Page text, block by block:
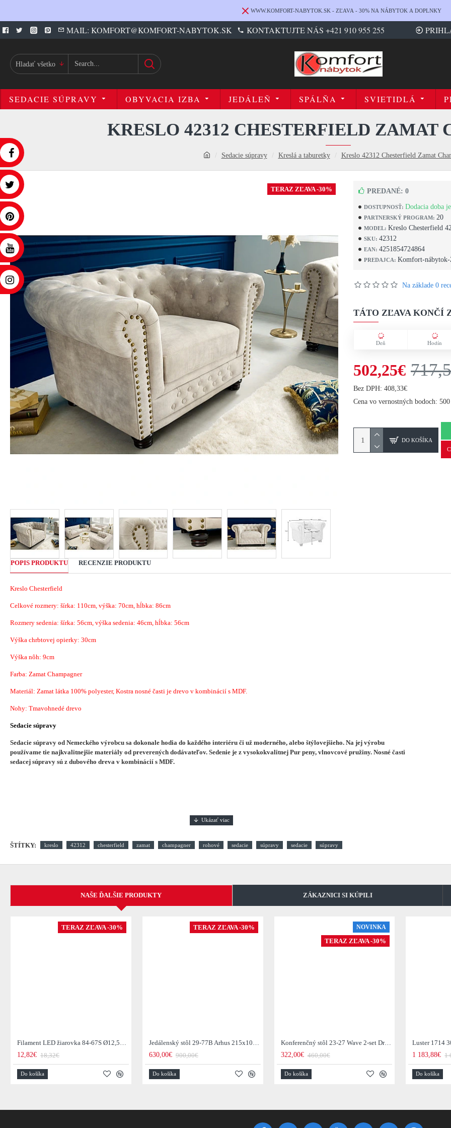
WWW.KOMFORT-NABYTOK.SK - ZĽAVA - 30% NA NÁBYTOK A DOPLNKY
MAIL: KOMFORT@KOMFORT-NABYTOK.SK KONTAKTUJTE NÁS +421 910 955 255
Hladať všetko
SEDACIE SÚPRAVY OBYVACIA IZBA JEDÁLEŇ SPÁLŇA SVIETIDLÁ
Sedacie súpravy Kreslá a taburetky Kreslo 42312 Chesterfield Zamat
KRESLO 42312 CHESTERFIELD ZAMAT
TERAZ ZĽAVA -30%
DOSTUPNOSŤ: Dodacia doba
PARTNERSKÝ PROGRAM: 20
MODEL: Kreslo Chesterfield
SKU: 42312
EAN: 4251854724864
PREDAJCA: Komfort-
PREDANÉ: 0
Na základe 0
TÁTO ZĽAVA KONČÍ
Deň Hodín
502,25€
Bez DPH: 408,33€
Cena vo vernostných bodoch: 500
DO KOŠÍKA
POPIS PRODUKTU RECENZIE PRODUKTU
Kreslo Chesterfield
Celkové rozmery: šírka: 110cm, výška: 70cm, hĺbka: 86cm
Rozmery sedenia: šírka: 56cm, výška sedenia: 46cm, hĺbka: 56cm
Výška chrbtovej opierky: 30cm
Výška nôh: 9cm
Farba: Zamat Champagner
Materiál: Zamat látka 100% polyester, Kostra nosné časti je drevo v kombinácií s MDF.
Nohy: Tmavohnedé drevo
Sedacie súpravy
Sedacie súpravy od Nemeckého výrobcu sa dokonale hodia do každého interiéru či už moderného, alebo štýlovejšieho. Na jej výrobu
používame tie najkvalitnejšie materiály od preverených dodávateľov. Sedenie je z vysokokvalitnej Pur peny, vlnovcové pružiny. Nosné časti
sedacej súpravy sú z dubového dreva v kombinácií s MDF.
ŠTÍTKY: kreslo 42312 chesterfield zamat champagner rohové sedacie súpravy sedacie súpravy
NAŠE ĎALŠIE PRODUKTY ZÁKAZNICI SI KÚPILI
TERAZ ZĽAVA -30%
Filament LED žiarovka 84-67S Ø12,5cm Smoke grey glass
12,82€ 18,32€
Do košíka
TERAZ ZĽAVA -30%
Jedálenský stôl 29-77B Arhus 215x105cm Drevo Hnedá Acacia
630,00€ 900,00€
Do košíka
NOVINKA
TERAZ ZĽAVA -30%
Konferenčný stôl 23-27 Wave 2-set Drevo Mango
322,00€ 460,00€
Do košíka
Luster 1714
1 183,88€ 1
Do košíka